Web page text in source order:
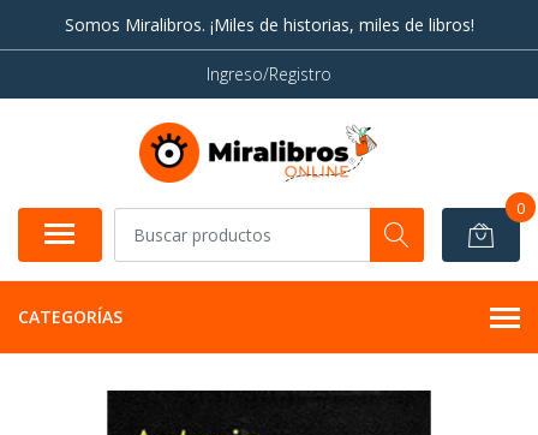
Somos Miralibros. ¡Miles de historias, miles de libros!
Ingreso/Registro
0
CATEGORÍAS